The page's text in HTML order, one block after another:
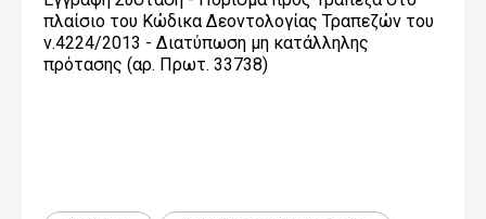
πλαίσιο του Κώδικα Δεοντολογίας Τραπεζών του
ν.4224/2013 - Διατύπωση μη κατάλληλης
πρότασης (αρ. Πρωτ. 33738)